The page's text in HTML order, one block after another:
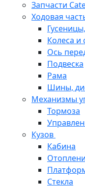
Запчасти
Ходовая
Колеса и
Ось
Подвеска
Рама
Шины,
Механизмы
Тормоза
Кузов
Кабина
Стекла